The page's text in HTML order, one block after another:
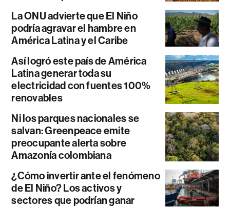
La ONU advierte que El Niño
podría agravar el hambre en
América Latina y el Caribe
Así logró este país de América
Latina generar toda su
electricidad con fuentes 100%
renovables
Ni los parques nacionales se
salvan: Greenpeace emite
preocupante alerta sobre
Amazonía colombiana
¿Cómo invertir ante el fenómeno
de El Niño? Los activos y
sectores que podrían ganar